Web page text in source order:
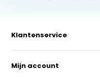
Klantenservice
Mijn account